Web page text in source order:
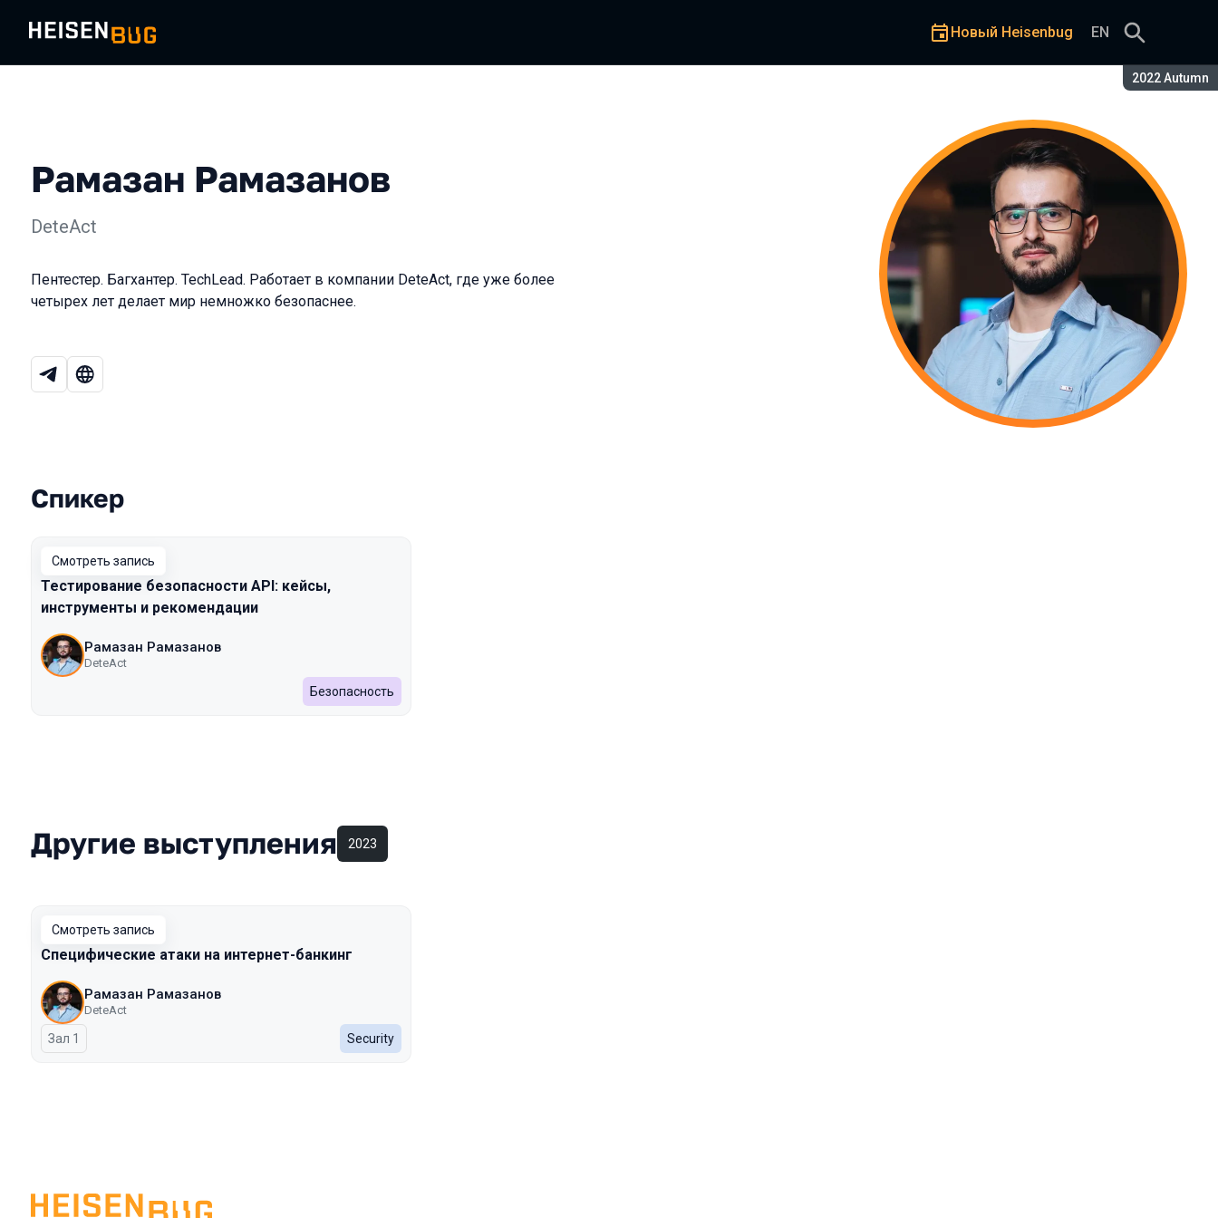
Сезон:
2022 Autumn
Новый Heisenbug EN
Рамазан Рамазанов
DeteAct
Пентестер. Багхантер. TechLead. Работает в компании DeteAct, где уже более
четырех лет делает мир немножко безопаснее.
Выступления в сезоне 2022 Autumn
Спикер
Смотреть запись
Тестирование безопасности API: кейсы,
инструменты и рекомендации
Рамазан Рамазанов
DeteAct
Безопасность
Другие выступления 2023
Смотреть запись
Специфические атаки на интернет-банкинг
Рамазан Рамазанов
DeteAct
Зал 1 Security